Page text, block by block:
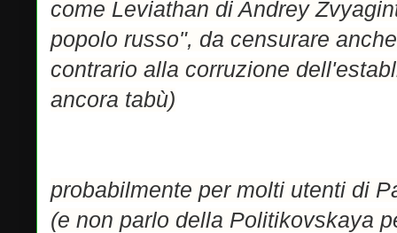
come Leviathan di Andrey
popolo russo", da censurare
contrario alla corruzione
ancora tabù)
probabilmente per molti utenti di
(e non parlo della Politikovskaya